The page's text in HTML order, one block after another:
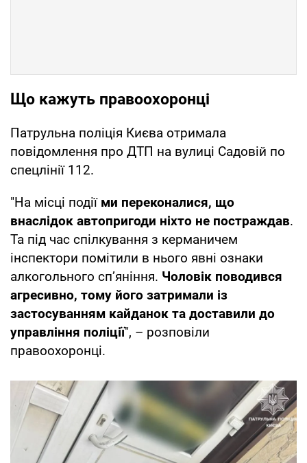
Що кажуть правоохоронці
Патрульна поліція Києва отримала
повідомлення про ДТП на вулиці Садовій по
спецлінії 112.
"На місці події ми переконалися, що
внаслідок автопригоди ніхто не постраждав.
Та під час спілкування з керманичем
інспектори помітили в нього явні ознаки
алкогольного сп’яніння. Чоловік поводився
агресивно, тому його затримали із
застосуванням кайданок та доставили до
управління поліції", – розповіли
правоохоронці.